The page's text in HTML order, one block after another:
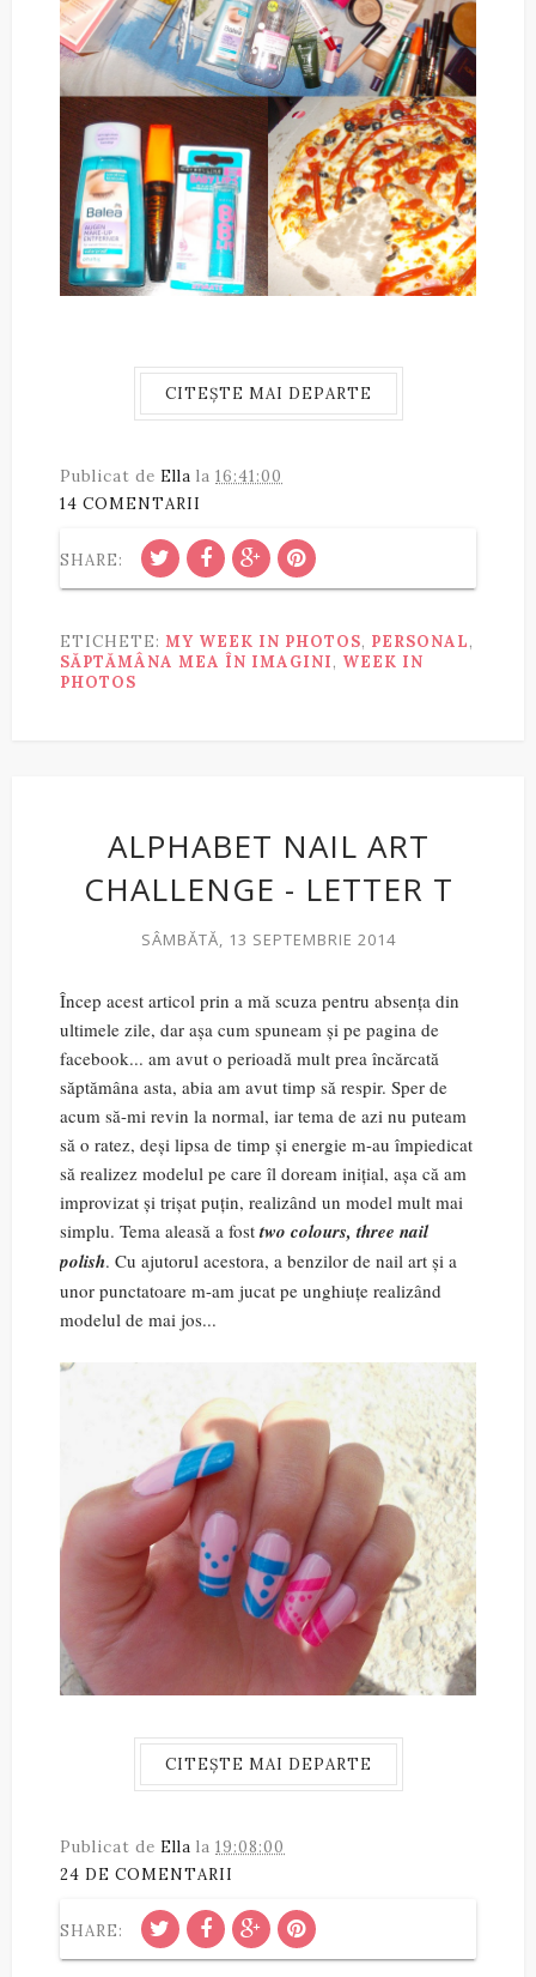
CITEȘTE MAI DEPARTE
Publicat de Ella la 16:41:00
14 COMENTARII
SHARE:
ETICHETE: MY WEEK IN PHOTOS, PERSONAL,
SĂPTĂMÂNA MEA ÎN IMAGINI, WEEK IN
PHOTOS
ALPHABET NAIL ART
CHALLENGE - LETTER T
SÂMBĂTĂ, 13 SEPTEMBRIE 2014
Încep acest articol prin a mă scuza pentru absența din
ultimele zile, dar așa cum spuneam și pe pagina de
facebook... am avut o perioadă mult prea încărcată
săptămâna asta, abia am avut timp să respir. Sper de
acum să-mi revin la normal, iar tema de azi nu puteam
să o ratez, deși lipsa de timp și energie m-au împiedicat
să realizez modelul pe care îl doream inițial, așa că am
improvizat și trișat puțin, realizând un model mult mai
simplu. Tema aleasă a fost two colours, three nail
polish. Cu ajutorul acestora, a benzilor de nail art și a
unor punctatoare m-am jucat pe unghiuțe realizând
modelul de mai jos...
CITEȘTE MAI DEPARTE
Publicat de Ella la 19:08:00
24 DE COMENTARII
SHARE: